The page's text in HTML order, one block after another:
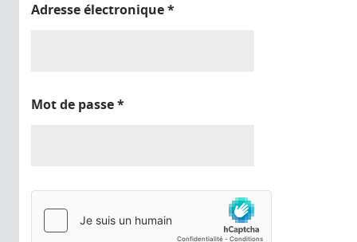
Adresse électronique*
Mot de passe*